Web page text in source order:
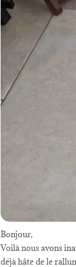
Bonjour,
Voilà nous avons
déjà hâte de le